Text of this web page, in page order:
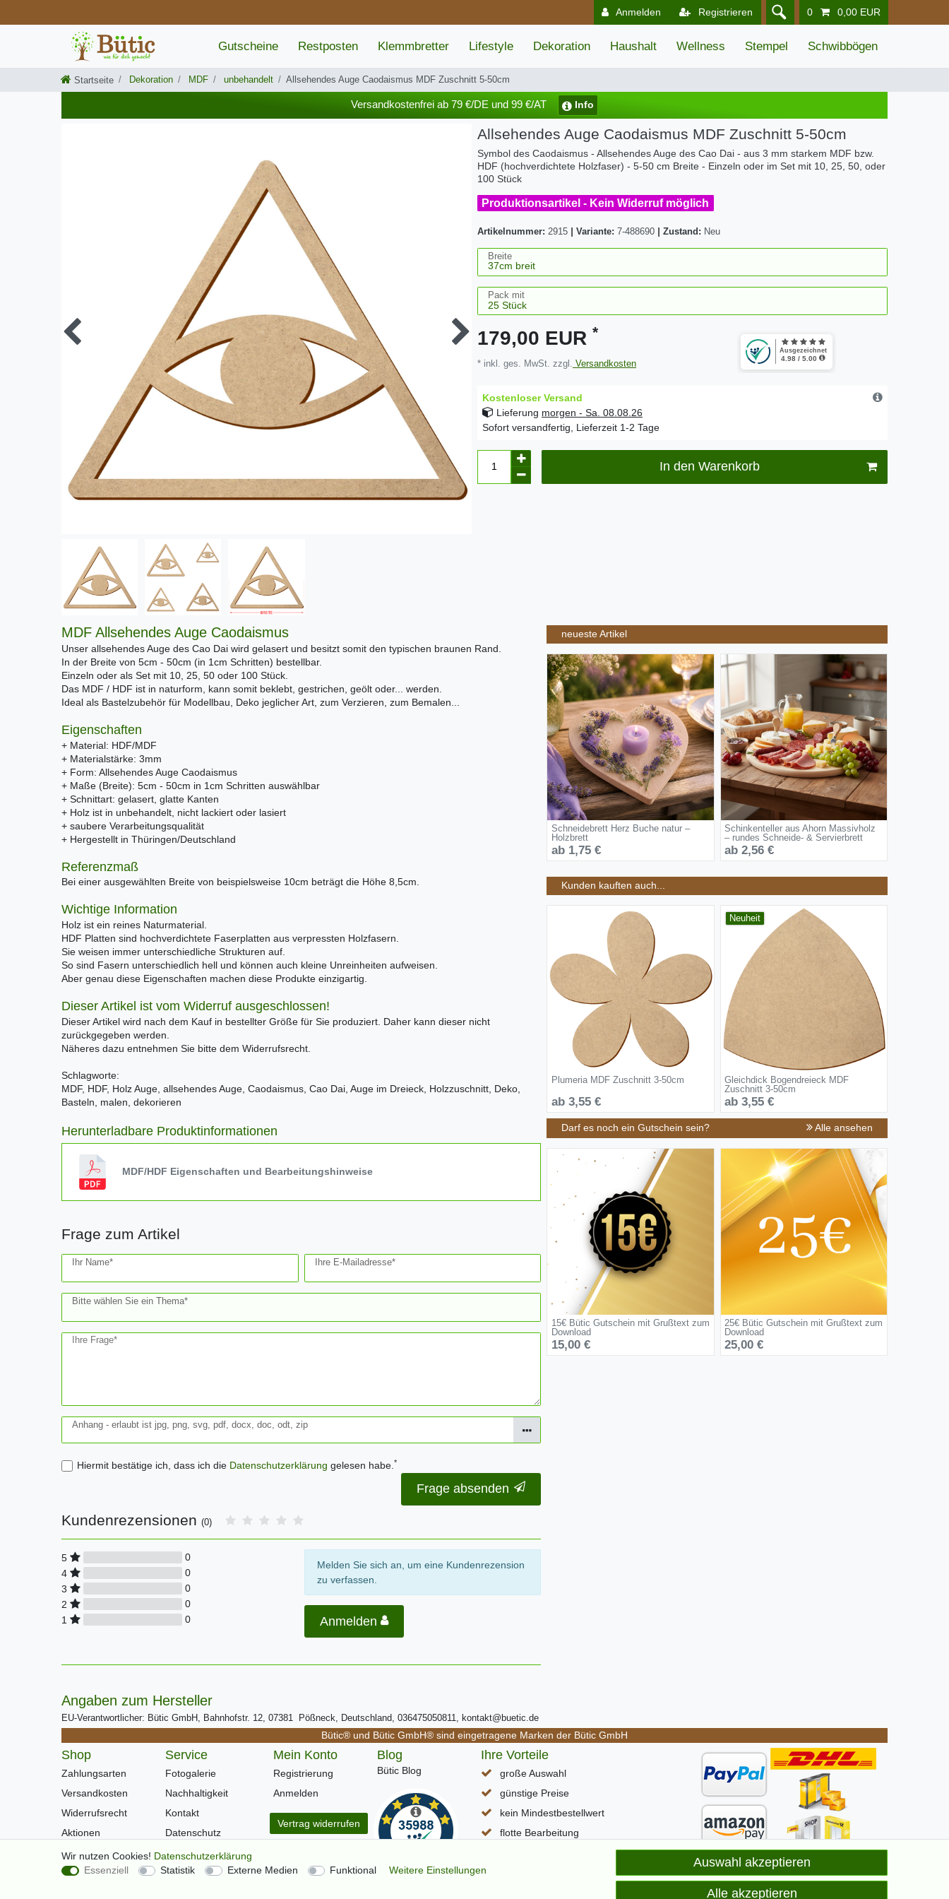
Anmelden Registrieren 0 0,00 EUR
Gutscheine Restposten Klemmbretter Lifestyle Dekoration Haushalt Wellness Stempel Schwibbögen
Startseite Dekoration MDF unbehandelt Allsehendes Auge Caodaismus MDF Zuschnitt 5-50cm
Versandkostenfrei ab 79 €/DE und 99 €/AT Info
Allsehendes Auge Caodaismus MDF Zuschnitt 5-50cm
Symbol des Caodaismus - Allsehendes Auge des Cao Dai - aus 3 mm starkem MDF bzw.
HDF (hochverdichtete Holzfaser) - 5-50 cm Breite - Einzeln oder im Set mit 10, 25, 50, oder
100 Stück
Produktionsartikel - Kein Widerruf möglich
Artikelnummer: 2915 Variante: 7-488690 Zustand: Neu
Breite
Pack mit
179,00 EUR *
* inkl. ges. MwSt. zzgl. Versandkosten
Kostenloser Versand
Lieferung morgen - Sa. 08.08.26
Sofort versandfertig, Lieferzeit 1-2 Tage
In den Warenkorb
MDF Allsehendes Auge Caodaismus
Unser allsehendes Auge des Cao Dai wird gelasert und besitzt somit den typischen braunen Rand.
In der Breite von 5cm - 50cm (in 1cm Schritten) bestellbar.
Einzeln oder als Set mit 10, 25, 50 oder 100 Stück.
Das MDF / HDF ist in naturform, kann somit beklebt, gestrichen, geölt oder... werden.
Ideal als Bastelzubehör für Modellbau, Deko jeglicher Art, zum Verzieren, zum Bemalen...
Eigenschaften
+ Material: HDF/MDF
+ Materialstärke: 3mm
+ Form: Allsehendes Auge Caodaismus
+ Maße (Breite): 5cm - 50cm in 1cm Schritten auswählbar
+ Schnittart: gelasert, glatte Kanten
+ Holz ist in unbehandelt, nicht lackiert oder lasiert
+ saubere Verarbeitungsqualität
+ Hergestellt in Thüringen/Deutschland
Referenzmaß
Bei einer ausgewählten Breite von beispielsweise 10cm beträgt die Höhe 8,5cm.
Wichtige Information
Holz ist ein reines Naturmaterial.
HDF Platten sind hochverdichtete Faserplatten aus verpressten Holzfasern.
Sie weisen immer unterschiedliche Strukturen auf.
So sind Fasern unterschiedlich hell und können auch kleine Unreinheiten aufweisen.
Aber genau diese Eigenschaften machen diese Produkte einzigartig.
Dieser Artikel ist vom Widerruf ausgeschlossen!
Dieser Artikel wird nach dem Kauf in bestellter Größe für Sie produziert. Daher kann dieser nicht
zurückgegeben werden.
Näheres dazu entnehmen Sie bitte dem Widerrufsrecht.
Schlagworte:
MDF, HDF, Holz Auge, allsehendes Auge, Caodaismus, Cao Dai, Auge im Dreieck, Holzzuschnitt, Deko,
Basteln, malen, dekorieren
Herunterladbare Produktinformationen
MDF/HDF Eigenschaften und Bearbeitungshinweise
Frage zum Artikel
Ihr Name* Ihre E-Mailadresse*
Bitte wählen Sie ein Thema*
Ihre Frage*
Anhang - erlaubt ist jpg, png, svg, pdf, docx, doc, odt, zip
Hiermit bestätige ich, dass ich die Daten­schutz­erklärung gelesen habe. *
Ceres::Template.mailFormHoneypotLabel
Frage absenden
Kundenrezensionen (0)
5
0
4
0
3
0
2
0
1
0
Melden Sie sich an, um eine Kundenrezension
zu verfassen.
Anmelden
Angaben zum Hersteller
EU-Verantwortlicher: Bütic GmbH, Bahnhofstr. 12, 07381 Pößneck, Deutschland, 036475050811, kontakt@buetic.de
neueste Artikel
Schneidebrett Herz Buche natur –
Holzbrett
ab 1,75 €
Schinkenteller aus Ahorn Massivholz
– rundes Schneide- & Servierbrett
ab 2,56 €
Kunden kauften auch...
Plumeria MDF Zuschnitt 3-50cm
ab 3,55 €
Neuheit
Gleichdick Bogendreieck MDF
Zuschnitt 3-50cm
ab 3,55 €
Darf es noch ein Gutschein sein? Alle ansehen
15€ Bütic Gutschein mit Grußtext zum
Download
15,00 €
25€ Bütic Gutschein mit Grußtext zum
Download
25,00 €
Bütic® und Bütic GmbH® sind eingetragene Marken der Bütic GmbH
Shop
Zahlungsarten
Versandkosten
Widerrufsrecht
Aktionen
Warenkorb
Kasse
Service
Fotogalerie
Nachhaltigkeit
Kontakt
Datenschutz
AGB
Impressum
Mein Konto
Registrierung
Anmelden
Vertrag widerrufen
Blog
Bütic Blog
Ihre Vorteile
große Auswahl
günstige Preise
kein Mindestbestellwert
flotte Bearbeitung
schneller DHL Paketversand
Lieferzeit (D) ca. 1-3 Werktage
Wir nutzen Cookies! Daten­schutz­erklärung
Essenziell
Statistik Externe Medien Funktional Weitere Einstellungen
Alle akzeptieren
Auswahl akzeptieren